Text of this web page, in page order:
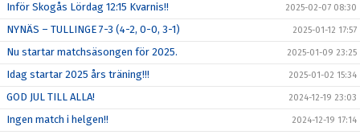
Inför Skogås Lördag 12:15 Kvarnis!! 2025-02-07 08:30
NYNÄS – TULLINGE 7-3 (4-2, 0-0, 3-1) 2025-01-12 17:57
Nu startar matchsäsongen för 2025. 2025-01-09 23:25
Idag startar 2025 års träning!!! 2025-01-02 15:34
GOD JUL TILL ALLA! 2024-12-19 23:03
Ingen match i helgen!! 2024-12-19 17:14